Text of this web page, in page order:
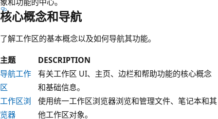
核心概念和导航
了解工作区的基本概念以及如何导航其功能。
主题
DESCRIPTION
导航工作
区
有关工作区 UI、主页、边栏和帮助功能的核心概念
和基础信息。
工作区浏
览器
使用统一工作区浏览器浏览和管理文件、笔记本和其
他工作区对象。